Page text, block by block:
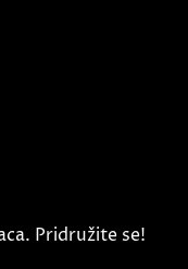
Pridružite se!